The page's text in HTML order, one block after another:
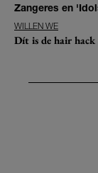
Zangeres en
WILLEN WE
Dít is de hair hack